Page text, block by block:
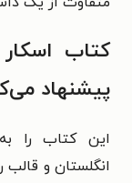
کتاب
پیشنهاد
انگلستان و